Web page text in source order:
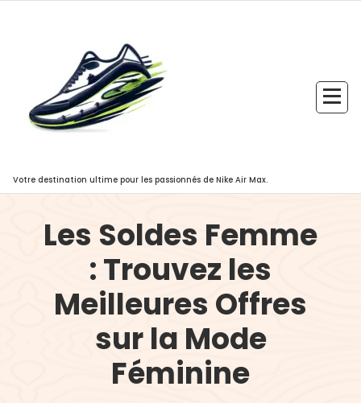
Votre destination ultime pour les passionnés de Nike Air Max.
Les Soldes Femme
: Trouvez les
Meilleures Offres
sur la Mode
Féminine